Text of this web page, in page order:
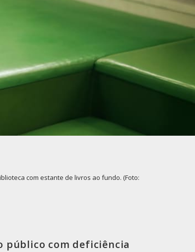
com estante de livros ao fundo. (Foto:
público com deficiência